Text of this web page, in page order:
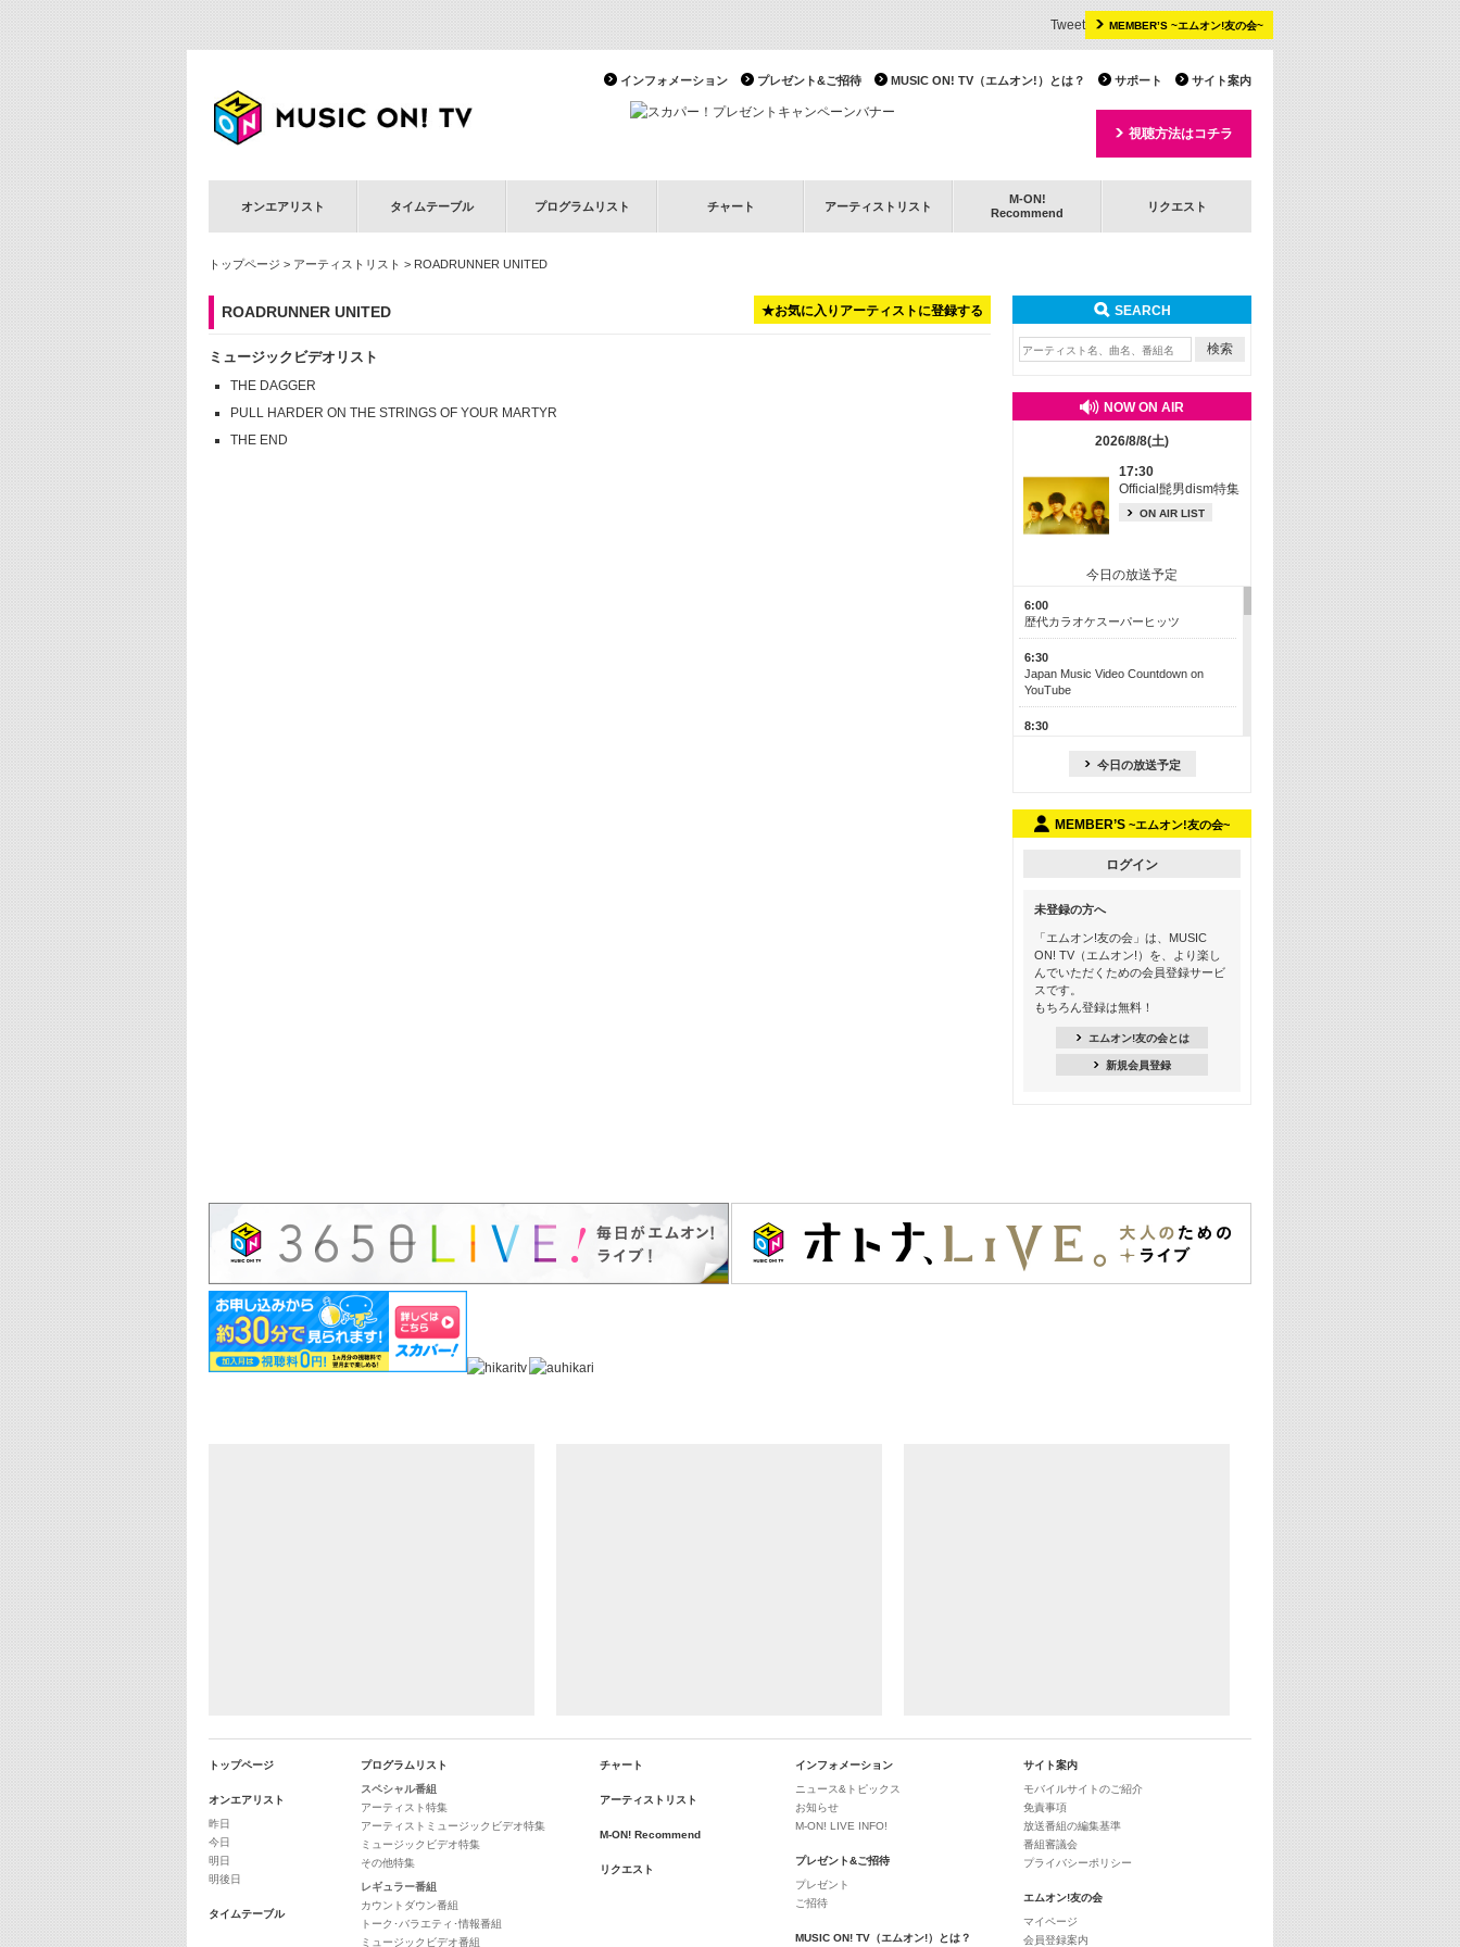
MEMBER’S ~エムオン!友の会~
Tweet
サイト案内
サポート
MUSIC ON! TV（エムオン!）とは？
プレゼント&ご招待
インフォメーション
視聴方法はコチラ
オンエアリスト タイムテーブル プログラムリスト チャート アーティストリスト
M-ON!
Recommend
リクエスト
トップページ > アーティストリスト > ROADRUNNER UNITED
★お気に入りアーティストに登録する
ROADRUNNER UNITED
ミュージックビデオリスト
THE DAGGER
PULL HARDER ON THE STRINGS OF YOUR MARTYR
THE END
SEARCH
NOW ON AIR
2026/8/8(土)
17:30
Official髭男dism特集
ON AIR LIST
今日の放送予定
6:00
歴代カラオケスーパーヒッツ
6:30
Japan Music Video Countdown on
YouTube
8:30
M-ON! カラオケカウントダウン 50
Official髭男dism特集
よりぬき! この夏聴きたい! サマーソン
グメドレー【歌詞入り】
21:00
季節を感じよう! シーズンソング特集
-8月編-【歌詞入り】
ージックビデオ特集
24:00
K-POP 第3世代特集
今日の放送予定
MEMBER’S ~エムオン!友の会~
ログイン
未登録の方へ
「エムオン!友の会」は、MUSIC
ON! TV（エムオン!）を、より楽し
んでいただくための会員登録サービ
スです。
もちろん登録は無料！
エムオン!友の会とは
新規会員登録
トップページ
オンエアリスト
昨日
今日
明日
明後日
タイムテーブル
プログラムリスト
スペシャル番組
アーティスト特集
アーティストミュージックビデオ特集
ミュージックビデオ特集
その他特集
レギュラー番組
カウントダウン番組
トーク･バラエティ･情報番組
ミュージックビデオ番組
チャート
アーティストリスト
M-ON! Recommend
リクエスト
インフォメーション
ニュース&トピックス
お知らせ
M-ON! LIVE INFO!
プレゼント&ご招待
プレゼント
ご招待
MUSIC ON! TV（エムオン!）とは？
サイト案内
モバイルサイトのご紹介
免責事項
放送番組の編集基準
番組審議会
プライバシーポリシー
エムオン!友の会
マイページ
会員登録案内